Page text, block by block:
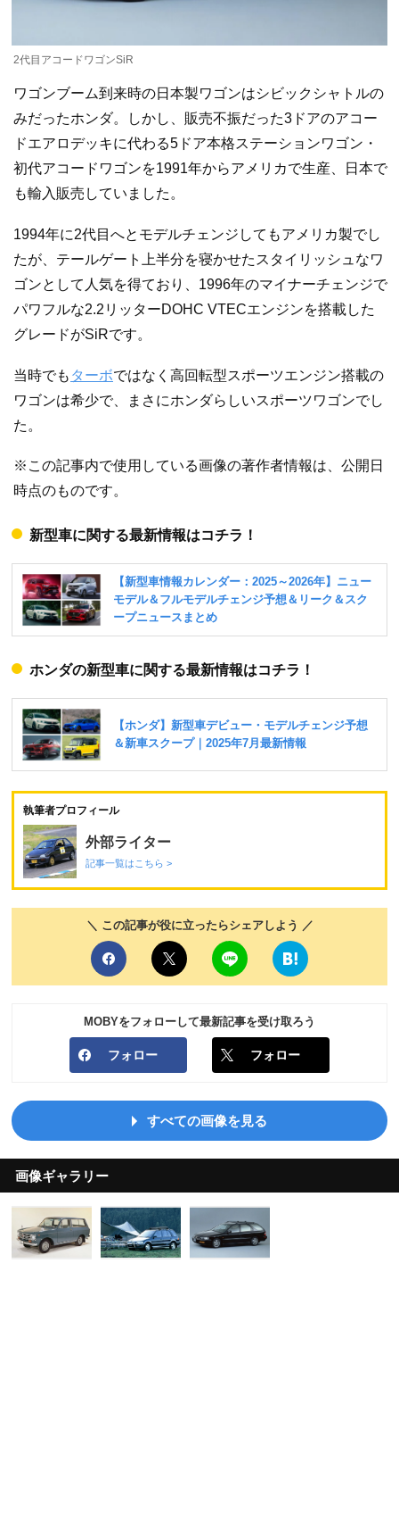
2代目アコードワゴンSiR
ワゴンブーム到来時の日本製ワゴンはシビックシャトルの
みだったホンダ。しかし、販売不振だった3ドアのアコー
ドエアロデッキに代わる5ドア本格ステーションワゴン・
初代アコードワゴンを1991年からアメリカで生産、日本で
も輸入販売していました。
1994年に2代目へとモデルチェンジしてもアメリカ製でし
たが、テールゲート上半分を寝かせたスタイリッシュなワ
ゴンとして人気を得ており、1996年のマイナーチェンジで
パワフルな2.2リッターDOHC VTECエンジンを搭載した
グレードがSiRです。
当時でも ターボではなく高回転型スポーツエンジン搭載の
ワゴンは希少で、まさにホンダらしいスポーツワゴンでし
た。
※この記事内で使用している画像の著作者情報は、公開日
時点のものです。
新型車に関する最新情報はコチラ！
ホンダの新型車に関する最新情報はコチラ！
執筆者プロフィール
外部ライター
記事一覧はこちら >
＼ この記事が役に立ったらシェアしよう ／
MOBYをフォローして最新記事を受け取ろう
フォロー フォロー
すべての画像を見る
画像ギャラリー